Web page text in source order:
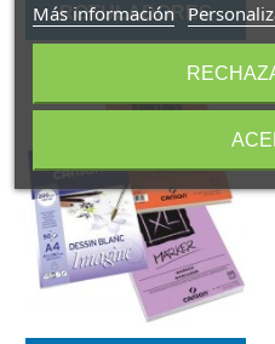
ROTULADORES
Más información